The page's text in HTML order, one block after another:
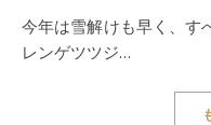
今年は雪解けも早く、すべての花がいつもより早く咲くため
レンゲツツジ…